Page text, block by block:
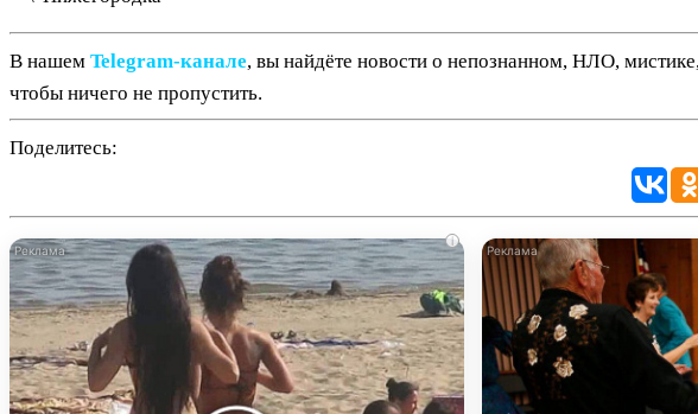
В нашем Telegram‑канале, вы найдёте новости о непознанном, НЛО,
чтобы ничего не пропустить.
Поделитесь:
i